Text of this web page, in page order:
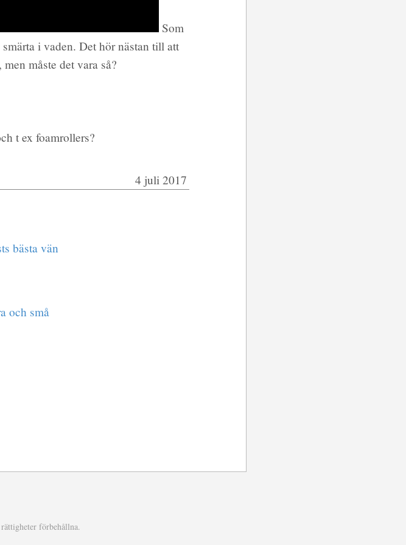
Som
i vaden. Det hör nästan till att
måste det vara så?
t ex foamrollers?
4 juli 2017
bästa vän
och små
förbehållna.